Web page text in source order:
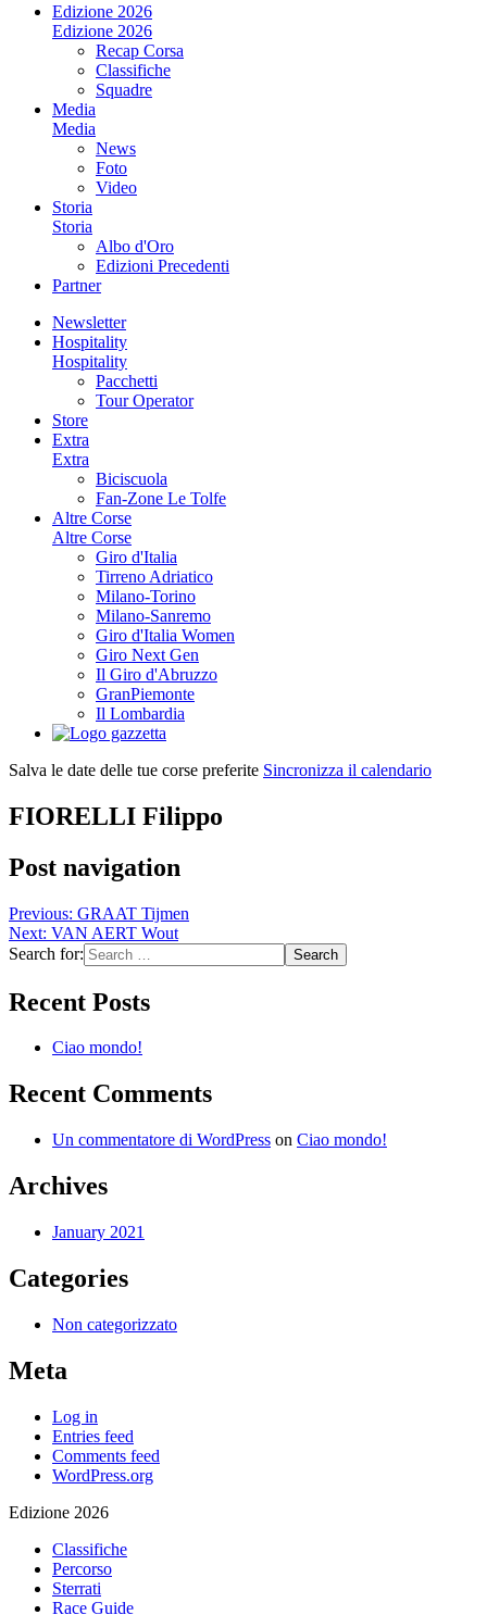
Edizione 2026
Edizione 2026
Recap Corsa
Classifiche
Squadre
Media
Media
News
Foto
Video
Storia
Storia
Albo d'Oro
Edizioni Precedenti
Partner
Newsletter
Hospitality
Hospitality
Pacchetti
Tour Operator
Store
Extra
Extra
Biciscuola
Fan-Zone Le Tolfe
Altre Corse
Altre Corse
Giro d'Italia
Tirreno Adriatico
Milano-Torino
Milano-Sanremo
Giro d'Italia Women
Giro Next Gen
Il Giro d'Abruzzo
GranPiemonte
Il Lombardia
Salva le date delle tue corse preferite Sincronizza il calendario
FIORELLI Filippo
Post navigation
Previous: GRAAT Tijmen
Next: VAN AERT Wout
Search for:
Recent Posts
Ciao mondo!
Recent Comments
Un commentatore di WordPress on Ciao mondo!
Archives
January 2021
Categories
Non categorizzato
Meta
Log in
Entries feed
Comments feed
WordPress.org
Edizione 2026
Classifiche
Percorso
Sterrati
Race Guide